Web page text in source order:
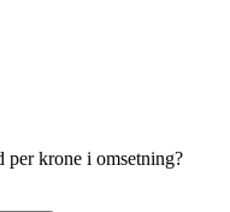
per krone i omsetning?